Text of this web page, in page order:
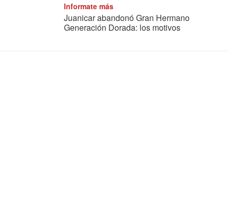
Informate más
Juanicar abandonó Gran Hermano
Generación Dorada: los motivos